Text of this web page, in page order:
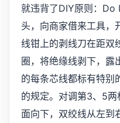
就违背了DIY原则：
头，向商家借来工具，
线钳上的剥线刀在距双
圈，将绝缘线剥下，露
的每条芯线都标有特别
的规定。对调第3、5
面向下，双绞线从左到